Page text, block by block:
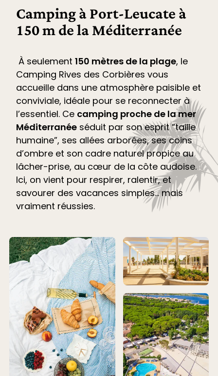
Camping à Port-Leucate à
150 m de la Méditerranée
À seulement150 mètres de la plage, le
Camping Rives des Corbières vous
accueille dans une atmosphère paisible et
conviviale, idéale pour se reconnecter à
l’essentiel. Ce camping proche de la mer
Méditerranée séduit par son esprit “taille
humaine”, ses allées arborées, ses coins
d’ombre et son cadre naturel propice au
lâcher-prise, au cœur de la côte audoise.
Ici, on vient pour respirer, ralentir, et
savourer des vacances simples… mais
vraiment réussies.